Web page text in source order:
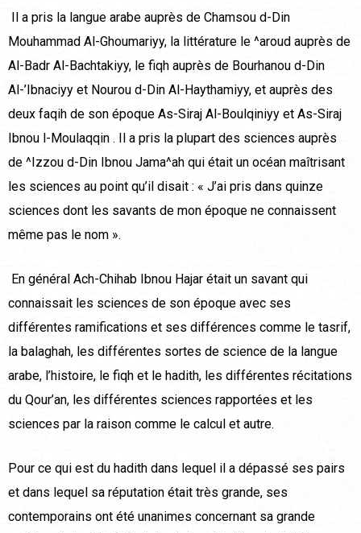
Il a pris la langue arabe auprès de Chamsou d-Din
Mouhammad Al-Ghoumariyy, la littérature le ^aroud auprès de
Al-Badr Al-Bachtakiyy, le fiqh auprès de Bourhanou d-Din
Al-’Ibnaciyy et Nourou d-Din Al-Haythamiyy, et auprès des
deux faqih de son époque As-Siraj Al-Boulqiniyy et As-Siraj
Ibnou l-Moulaqqin . Il a pris la plupart des sciences auprès
de ^Izzou d-Din Ibnou Jama^ah qui était un océan maîtrisant
les sciences au point qu’il disait : « J’ai pris dans quinze
sciences dont les savants de mon époque ne connaissent
même pas le nom ».
En général Ach-Chihab Ibnou Hajar était un savant qui
connaissait les sciences de son époque avec ses
différentes ramifications et ses différences comme le tasrif,
la balaghah, les différentes sortes de science de la langue
arabe, l’histoire, le fiqh et le hadith, les différentes récitations
du Qour’an, les différentes sciences rapportées et les
sciences par la raison comme le calcul et autre.
Pour ce qui est du hadith dans lequel il a dépassé ses pairs
et dans lequel sa réputation était très grande, ses
contemporains ont été unanimes concernant sa grande